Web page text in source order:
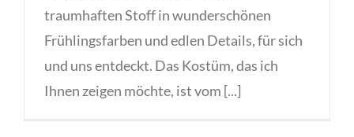
traumhaften Stoff in wunderschönen
Frühlingsfarben und edlen Details, für sich
und uns entdeckt. Das Kostüm, das ich
Ihnen zeigen möchte, ist vom [...]